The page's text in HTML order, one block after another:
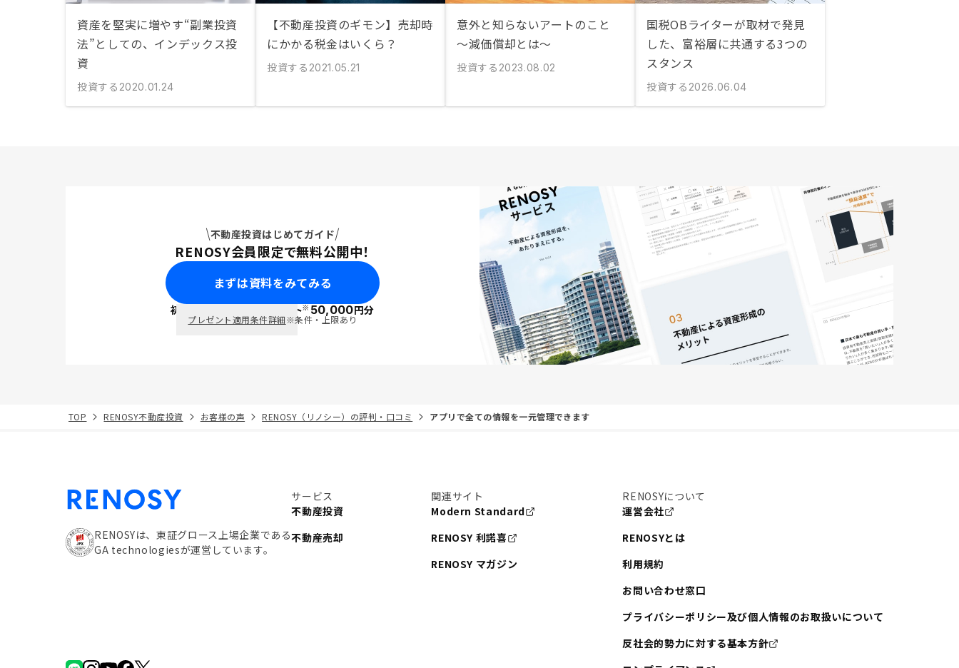
資産を堅実に増やす“副業投資
法”としての、インデックス投
資
投資する 2020.01.24
【不動産投資のギモン】売却時
にかかる税金はいくら？
投資する 2021.05.21
意外と知らないアートのこと
〜減価償却とは〜
投資する 2023.08.02
国税OBライターが取材で発見
した、富裕層に共通する3つの
スタンス
投資する 2026.06.04
不動産投資はじめてガイド
RENOSY会員限定で無料公開中！
まずは資料をみてみる
初回面談で ポイント※50,000円分
プレゼント適用条件詳細※条件・上限あり
TOP RENOSY不動産投資 お客様の声 RENOSY（リノシー）の評判・口コミ アプリで全ての情報を一元管理できます
RENOSYは、東証グロース上場企業である
GA technologiesが運営しています。
サービス
不動産投資
不動産売却
関連サイト
Modern Standard
RENOSY 利諾喜
RENOSY マガジン
RENOSYについて
運営会社
RENOSYとは
利用規約
お問い合わせ窓口
プライバシーポリシー及び個人情報のお取扱いについて
反社会的勢力に対する基本方針